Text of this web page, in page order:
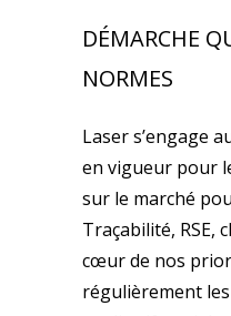
DÉMARCHE
NORMES
Laser s’engage
en vigueur pour
sur le marché
Traçabilité, RSE,
cœur de nos
régulièrement